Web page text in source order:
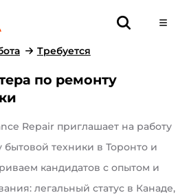
Требуется
по ремонту
Repair приглашает на работу
бытовой техники в Торонто и
кандидатов с опытом и
легальный статус в Канаде,